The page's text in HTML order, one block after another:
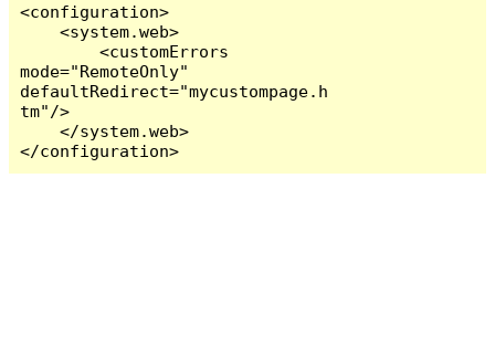
<configuration>
    <system.web>
        <customErrors
mode="RemoteOnly"
defaultRedirect="mycustompage.h
tm"/>
    </system.web>
</configuration>